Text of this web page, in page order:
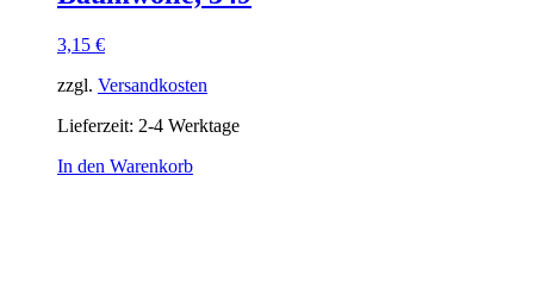
3,15 €
zzgl. Versandkosten
Lieferzeit: 2-4 Werktage
In den Warenkorb